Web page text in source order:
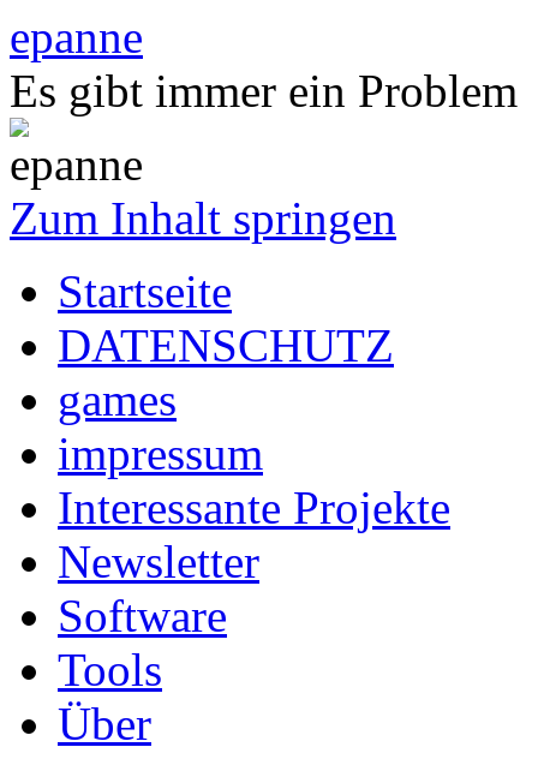
epanne
Es gibt immer ein Problem
Zum Inhalt springen
Startseite
DATENSCHUTZ
games
impressum
Interessante Projekte
Newsletter
Software
Tools
Über